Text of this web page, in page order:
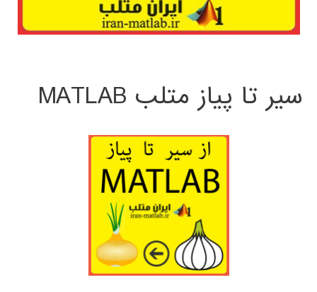
سیر تا پیاز متلب MATLAB